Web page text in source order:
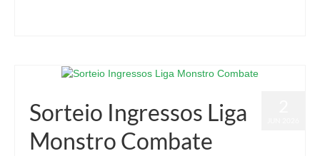
Sorteio Ingressos Liga
Monstro Combate